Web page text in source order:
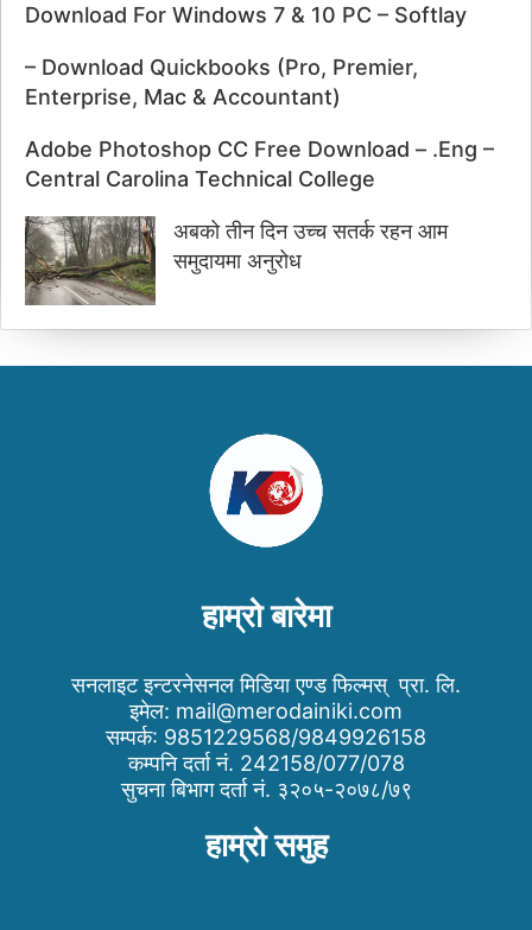
Download For Windows 7 & 10 PC – Softlay
– Download Quickbooks (Pro, Premier,
Enterprise, Mac & Accountant)
Adobe Photoshop CC Free Download – .Eng –
Central Carolina Technical College
अबको तीन दिन उच्च सतर्क रहन आम
समुदायमा अनुरोध
हाम्रो बारेमा
सनलाइट इन्टरनेसनल मिडिया एण्ड फिल्मस् प्रा. लि.
इमेल: mail@merodainiki.com
सम्पर्क: 9851229568/9849926158
कम्पनि दर्ता नं. 242158/077/078
सुचना बिभाग दर्ता नं. ३२०५-२०७८/७९
हाम्रो समुह